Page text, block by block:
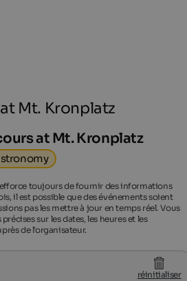
at Mt. Kronplatz
at Mt. Kronplatz
toujours de fournir des informations
il est possible que des événements soient
pas les mettre à jour en temps réel. Vous
sur les dates, les heures et les
de l'organisateur.
réinitialiser